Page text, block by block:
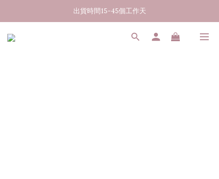
07/31-08/08 煥新盛夏 | 夏日美好節
出貨時間15-45個工作天
消費滿3000元享台灣境內免運